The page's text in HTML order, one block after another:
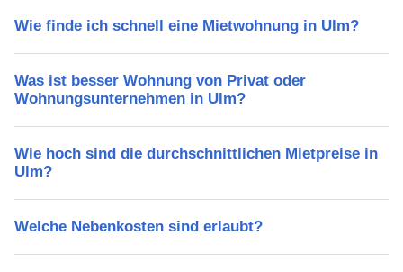
Wie finde ich schnell eine Mietwohnung in Ulm?
Was ist besser Wohnung von Privat oder
Wohnungsunternehmen in Ulm?
Wie hoch sind die durchschnittlichen Mietpreise in
Ulm?
Welche Nebenkosten sind erlaubt?